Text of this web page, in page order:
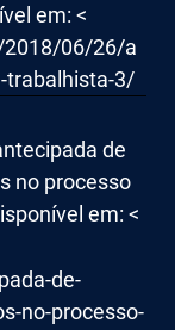
em: <
06/26/a
trabalhista-3/
de
no processo
em: <
de-
no-processo-